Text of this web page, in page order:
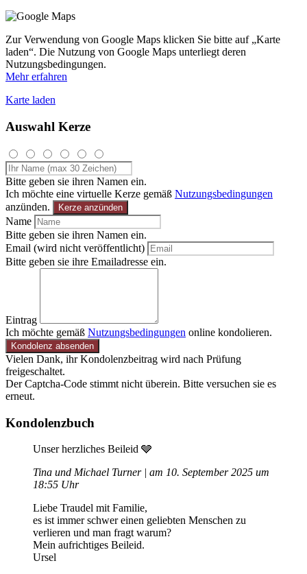
Zur Verwendung von Google Maps klicken Sie bitte auf „Karte
laden“. Die Nutzung von Google Maps unterliegt deren
Nutzungsbedingungen.
Mehr erfahren
Karte laden
Auswahl Kerze
Bitte geben sie ihren Namen ein.
Ich möchte eine virtuelle Kerze gemäß Nutzungsbedingungen
anzünden.
Kerze anzünden
Name
Bitte geben sie ihren Namen ein.
Email (wird nicht veröffentlicht)
Bitte geben sie ihre Emailadresse ein.
Eintrag
Ich möchte gemäß Nutzungsbedingungen online kondolieren.
Kondolenz absenden
Vielen Dank, ihr Kondolenzbeitrag wird nach Prüfung
freigeschaltet.
Der Captcha-Code stimmt nicht überein. Bitte versuchen sie es
erneut.
Kondolenzbuch
Unser herzliches Beileid 🩶
Tina und Michael Turner | am 10. September 2025 um
18:55 Uhr
Liebe Traudel mit Familie,
es ist immer schwer einen geliebten Menschen zu
verlieren und man fragt warum?
Mein aufrichtiges Beileid.
Ursel